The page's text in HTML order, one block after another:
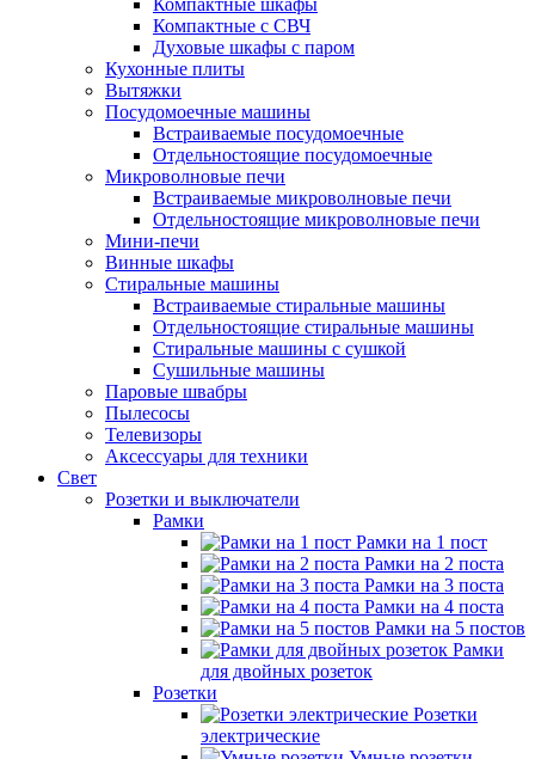
Компактные шкафы
Компактные с СВЧ
Духовые шкафы с паром
Кухонные плиты
Вытяжки
Посудомоечные машины
Встраиваемые посудомоечные
Отдельностоящие посудомоечные
Микроволновые печи
Встраиваемые микроволновые печи
Отдельностоящие микроволновые печи
Мини-печи
Винные шкафы
Стиральные машины
Встраиваемые стиральные машины
Отдельностоящие стиральные машины
Стиральные машины с сушкой
Сушильные машины
Паровые швабры
Пылесосы
Телевизоры
Аксессуары для техники
Свет
Розетки и выключатели
Рамки
Рамки на 1 пост
Рамки на 2 поста
Рамки на 3 поста
Рамки на 4 поста
Рамки на 5 постов
Рамки
для двойных розеток
Розетки
Розетки
электрические